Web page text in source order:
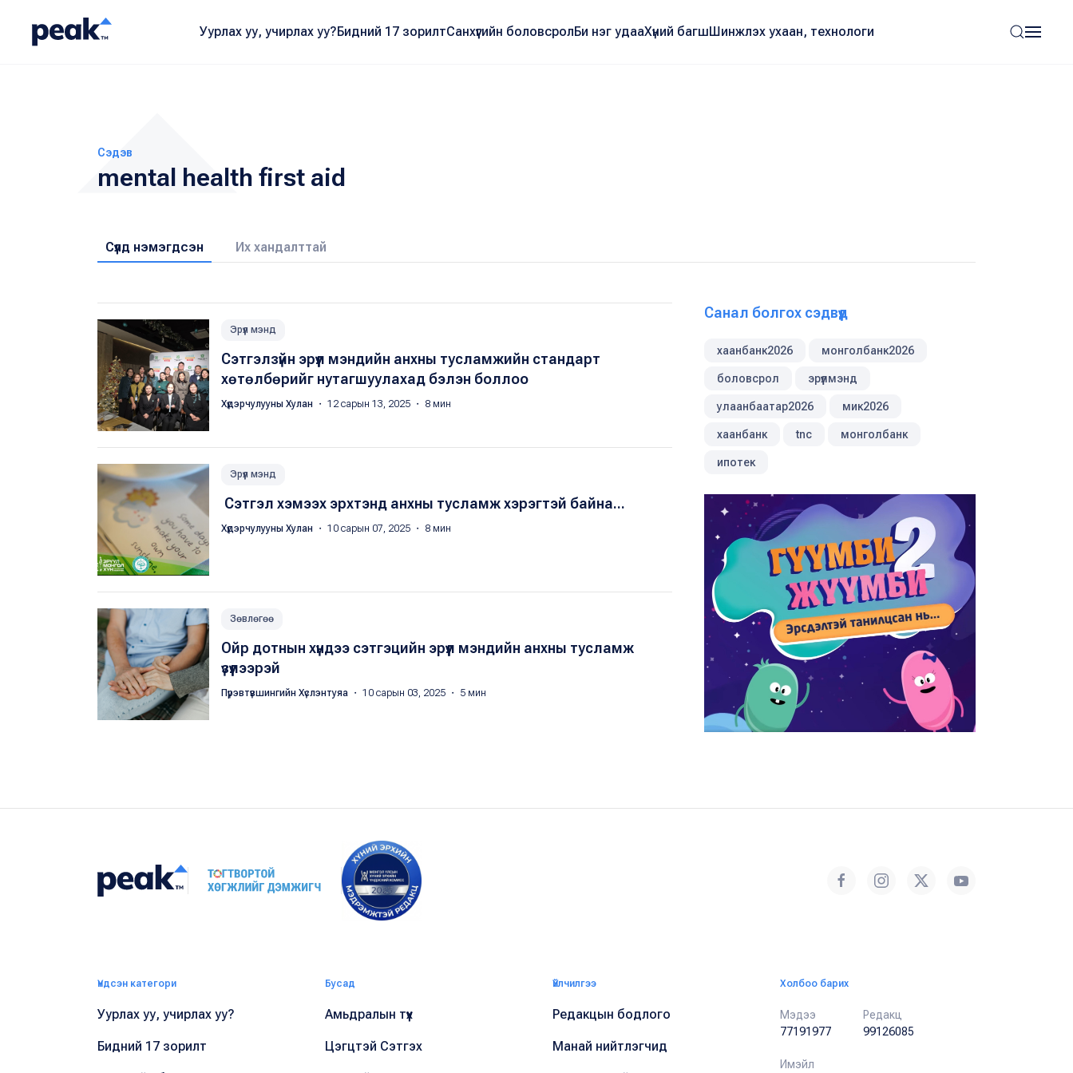
Уурлах уу, учирлах уу?Бидний 17 зорилтСанхүүгийн боловсролБи нэг удааХүний багшШинжлэх ухаан, технологи
Сэдэв
mental health first aid
Сүүлд нэмэгдсэн Их хандалттай
Эрүүл мэнд
Сэтгэлзүйн эрүүл мэндийн анхны тусламжийн стандарт
хөтөлбөрийг нутагшуулахад бэлэн боллоо
Хүдэрчулууны Хулан ・ 12 сарын 13, 2025 ・ 8 мин
Эрүүл мэнд
​ Сэтгэл хэмээх эрхтэнд анхны тусламж хэрэгтэй байна...
Хүдэрчулууны Хулан ・ 10 сарын 07, 2025 ・ 8 мин
Зөвлөгөө
Ойр дотнын хүндээ сэтгэцийн эрүүл мэндийн анхны тусламж
үзүүлээрэй
Пүрэвтүвшингийн Хүслэнтуяа ・ 10 сарын 03, 2025 ・ 5 мин
Санал болгох сэдвүүд
хаанбанк2026 монголбанк2026
боловсрол эрүүлмэнд
улаанбаатар2026 мик2026
хаанбанк tnc монголбанк
ипотек
Үндсэн категори
Уурлах уу, учирлах уу?
Бидний 17 зорилт
Бусад
Амьдралын түүх
Цэгцтэй Сэтгэх
Үйлчилгээ
Редакцын бодлого
Манай нийтлэгчид
Холбоо барих
Мэдээ
77191977
Редакц
99126085
Имэйл